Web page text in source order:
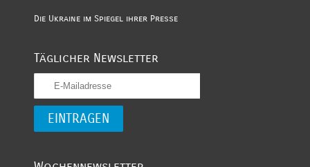
Die Ukraine im Spiegel ihrer Presse
Täglicher Newsletter